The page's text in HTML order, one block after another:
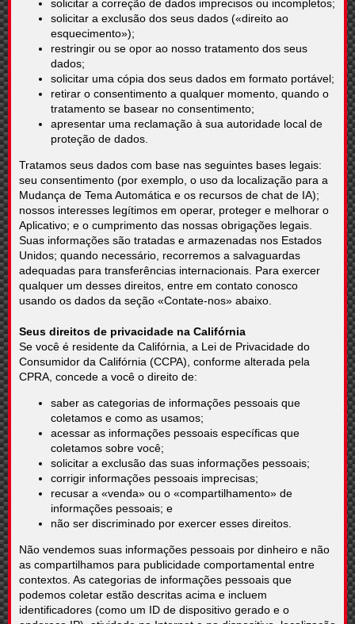
solicitar a correção de dados imprecisos ou incompletos;
solicitar a exclusão dos seus dados («direito ao
esquecimento»);
restringir ou se opor ao nosso tratamento dos seus
dados;
solicitar uma cópia dos seus dados em formato portável;
retirar o consentimento a qualquer momento, quando o
tratamento se basear no consentimento;
apresentar uma reclamação à sua autoridade local de
proteção de dados.
Tratamos seus dados com base nas seguintes bases legais:
seu consentimento (por exemplo, o uso da localização para a
Mudança de Tema Automática e os recursos de chat de IA);
nossos interesses legítimos em operar, proteger e melhorar o
Aplicativo; e o cumprimento das nossas obrigações legais.
Suas informações são tratadas e armazenadas nos Estados
Unidos; quando necessário, recorremos a salvaguardas
adequadas para transferências internacionais. Para exercer
qualquer um desses direitos, entre em contato conosco
usando os dados da seção «Contate-nos» abaixo.
Seus direitos de privacidade na Califórnia
Se você é residente da Califórnia, a Lei de Privacidade do
Consumidor da Califórnia (CCPA), conforme alterada pela
CPRA, concede a você o direito de:
saber as categorias de informações pessoais que
coletamos e como as usamos;
acessar as informações pessoais específicas que
coletamos sobre você;
solicitar a exclusão das suas informações pessoais;
corrigir informações pessoais imprecisas;
recusar a «venda» ou o «compartilhamento» de
informações pessoais; e
não ser discriminado por exercer esses direitos.
Não vendemos suas informações pessoais por dinheiro e não
as compartilhamos para publicidade comportamental entre
contextos. As categorias de informações pessoais que
podemos coletar estão descritas acima e incluem
identificadores (como um ID de dispositivo gerado e o